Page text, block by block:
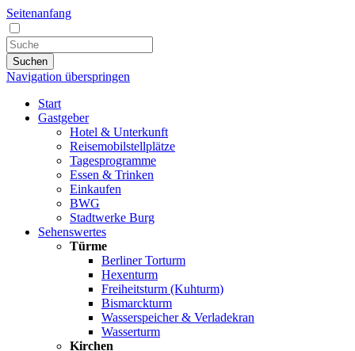
Seitenanfang
Suchen
Navigation überspringen
Start
Gastgeber
Hotel & Unterkunft
Reisemobilstellplätze
Tagesprogramme
Essen & Trinken
Einkaufen
BWG
Stadtwerke Burg
Sehenswertes
Türme
Berliner Torturm
Hexenturm
Freiheitsturm (Kuhturm)
Bismarckturm
Wasserspeicher & Verladekran
Wasserturm
Kirchen